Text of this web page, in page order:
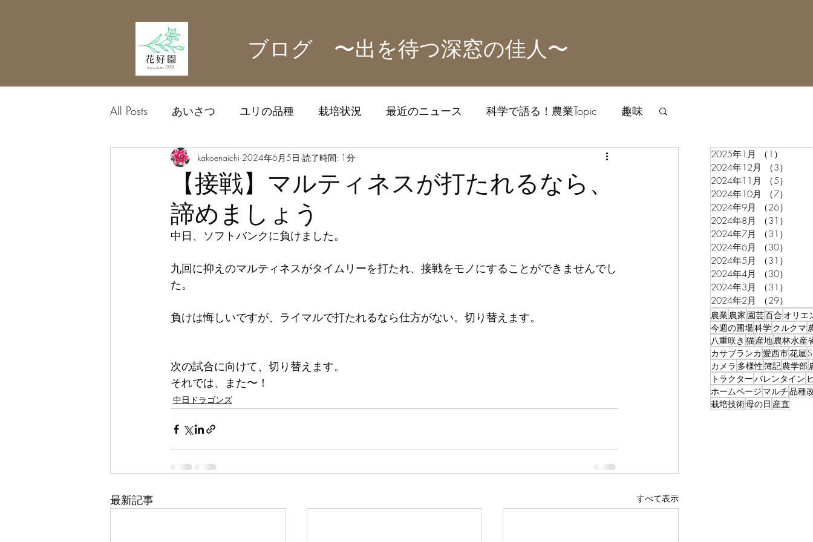
ブログ 〜出を待つ深窓の佳人〜
All Posts あいさつ ユリの品種 栽培状況 最近のニュース 科学で語る！農業Topic 趣味
農業資材 中日ドラゴンズ
【接戦】マルティネスが打たれるなら、
諦めましょう
kakoenaichi 2024年6月5日 読了時間: 1分
中日、ソフトバンクに負けました。
九回に抑えのマルティネスがタイムリーを打たれ、接戦をモノにすることができませんでし
た。
負けは悔しいですが、ライマルで打たれるなら仕方がない。切り替えます。
次の試合に向けて、切り替えます。
それでは、また〜！
中日ドラゴンズ
最新記事 すべて表示
2025年1月 （1）
2024年12月
（3）
2024年11月
（5）
2024年10月
（7）
2024年9月
（26）
2024年8月
（31）
2024年7月
（31）
2024年6月
（30）
2024年5月
（31）
2024年4月
（30）
2024年3月
（31）
2024年2月
（29）
農業農家 園芸百合 オリエ
今週の圃場科学クルクマ
八重咲き 猫産地農林水産
カサブランカ 愛西市花屋
カメラ 多様性簿記農学部
トラクターバレンタイン
ホームページ マルチ品種
栽培技術母の日 産直